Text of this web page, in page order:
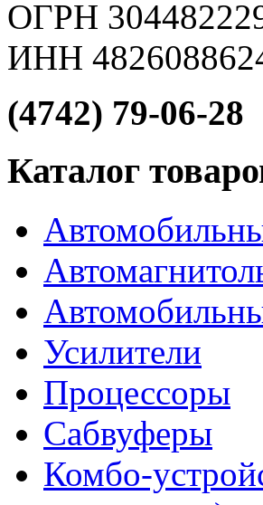
ОГРН
ИНН
(4742) 79-06-28
Каталог
Усилители
Процессоры
Сабвуферы
Комбо-